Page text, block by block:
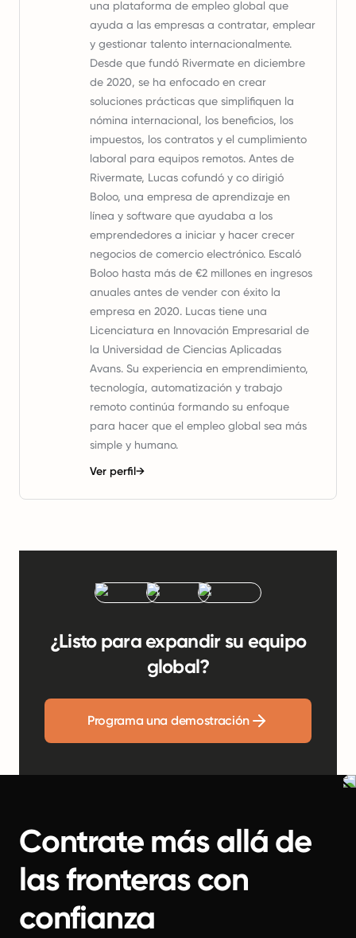
una plataforma de empleo global que
ayuda a las empresas a contratar, emplear
y gestionar talento internacionalmente.
Desde que fundó Rivermate en diciembre
de 2020, se ha enfocado en crear
soluciones prácticas que simplifiquen la
nómina internacional, los beneficios, los
impuestos, los contratos y el cumplimiento
laboral para equipos remotos. Antes de
Rivermate, Lucas cofundó y co dirigió
Boloo, una empresa de aprendizaje en
línea y software que ayudaba a los
emprendedores a iniciar y hacer crecer
negocios de comercio electrónico. Escaló
Boloo hasta más de €2 millones en ingresos
anuales antes de vender con éxito la
empresa en 2020. Lucas tiene una
Licenciatura en Innovación Empresarial de
la Universidad de Ciencias Aplicadas
Avans. Su experiencia en emprendimiento,
tecnología, automatización y trabajo
remoto continúa formando su enfoque
para hacer que el empleo global sea más
simple y humano.
Ver perfil→
¿Listo para expandir su equipo
global?
Programa una demostración
Contrate más allá de
las fronteras con
confianza